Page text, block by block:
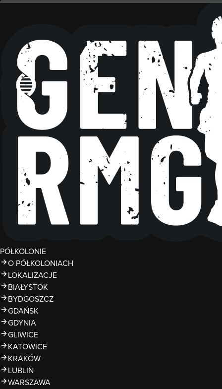
PÓŁKOLONIE
O PÓŁKOLONIACH
LOKALIZACJE
BIAŁYSTOK
BYDGOSZCZ
GDAŃSK
GDYNIA
GLIWICE
KATOWICE
KRAKÓW
LUBLIN
WARSZAWA